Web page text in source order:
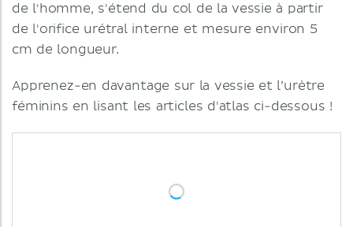
de l'homme, s'étend du col de la vessie à partir
de l'orifice urétral interne et mesure environ 5
cm de longueur.
Apprenez-en davantage sur la vessie et l’urètre
féminins en lisant les articles d'atlas ci-dessous !